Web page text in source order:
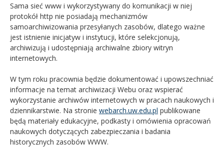
Sama sieć www i wykorzystywany do komunikacji w niej
protokół http nie posiadają mechanizmów
samoarchiwizowania przesyłanych zasobów, dlatego ważne
jest istnienie inicjatyw i instytucji, które selekcjonują,
archiwizują i udostępniają archiwalne zbiory witryn
internetowych.
W tym roku pracownia będzie dokumentować i upowszechniać
informacje na temat archiwizacji Webu oraz wspierać
wykorzystanie archiwów internetowych w pracach naukowych i
dziennikarstwie. Na stronie webarch.uw.edu.pl publikowane
będą materiały edukacyjne, podkasty i omówienia opracowań
naukowych dotyczących zabezpieczania i badania
historycznych zasobów WWW.